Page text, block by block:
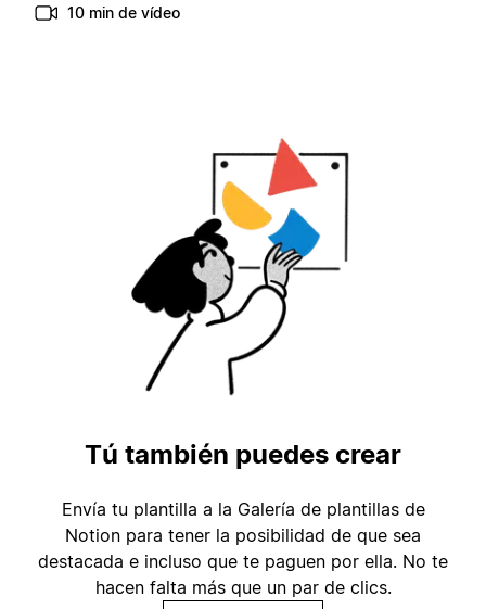
10 min de vídeo
Tú también puedes crear
Envía tu plantilla a la Galería de plantillas de
Notion para tener la posibilidad de que sea
destacada e incluso que te paguen por ella. No te
hacen falta más que un par de clics.